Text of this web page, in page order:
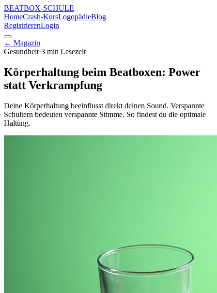
BEATBOX-SCHULE
HomeCrash-KursLogopädieBlog
RegistrierenLogin
← Magazin
Gesundheit·3 min Lesezeit
Körperhaltung beim Beatboxen: Power
statt Verkrampfung
Deine Körperhaltung beeinflusst direkt deinen Sound. Verspannte
Schultern bedeuten verspannte Stimme. So findest du die optimale
Haltung.